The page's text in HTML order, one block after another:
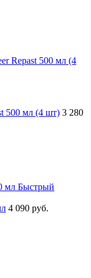
500 мл (4 шт) 3 280
Быстрый
4 090 руб.